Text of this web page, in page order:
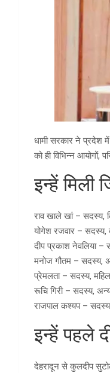
धामी सरकार ने प्रदेश में
को ही विभिन्न आयोगों,
इन्हें मिली
राव खाले खां – सदस्य,
योगेश रजवार – सदस्य,
दीप प्रकाश नेवलिया
मनोज गौतम – सदस्य,
प्रेमलता – सदस्य,
रूचि गिरी – सदस्य,
राजपाल कश्यप –
इन्हें पहले
देहरादून से कुलदीप